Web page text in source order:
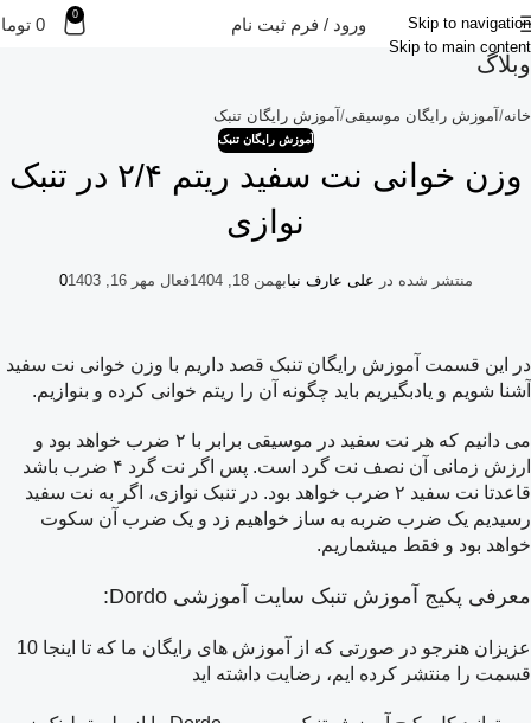
Skip to navigation
Skip to main content
ورود / فرم ثبت نام 0
0
وبلاگ
خانه آموزش رایگان موسیقی آموزش رایگان تنبک
آموزش رایگان تنبک
وزن خوانی نت سفید ریتم ۲/۴ در تنبک
نوازی
منتشر شده در علی عارف نیابهمن 18, 1404 فعال مهر 16, 1403 0
در این قسمت آموزش رایگان تنبک قصد داریم با وزن خوانی نت سفید
آشنا شویم و یادبگیریم باید چگونه آن را ریتم خوانی کرده و بنوازیم.
می دانیم که هر نت سفید در موسیقی برابر با ۲ ضرب خواهد بود و
ارزش زمانی آن نصف نت گرد است. پس اگر نت گرد ۴ ضرب باشد
قاعدتا نت سفید ۲ ضرب خواهد بود. در تنبک نوازی، اگر به نت سفید
رسیدیم یک ضرب ضربه به ساز خواهیم زد و یک ضرب آن سکوت
خواهد بود و فقط میشماریم.
معرفی پکیج آموزش تنبک سایت آموزشی Dordo:
عزیزان هنرجو در صورتی که از آموزش های رایگان ما که تا اینجا 10
قسمت را منتشر کرده ایم، رضایت داشته اید